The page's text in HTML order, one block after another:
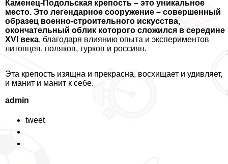
Каменец-Подольская крепость – это уникальное
место. Это легендарное сооружение – совершенный
образец военно-строительного искусства,
окончательный облик которого сложился в середине
XVI века, благодаря влиянию опыта и экспериментов
литовцев, поляков, турков и россиян.
Эта крепость изящна и прекрасна, восхищает и удивляет,
и манит и манит к себе.
admin
tweet